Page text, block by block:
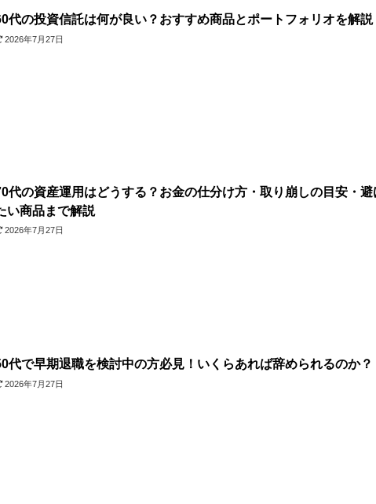
代の投資信託は何が良い？おすすめ商品とポートフォリオを解説
2026年7月27日
代の資産運用はどうする？お金の仕分け方・取り崩しの目安・避
い商品まで解説
2026年7月27日
代で早期退職を検討中の方必見！いくらあれば辞められるのか？
2026年7月27日